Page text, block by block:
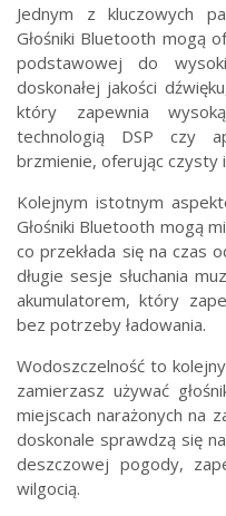
Jednym z kluczowych
Głośniki Bluetooth mogą
podstawowej do
doskonałej jakości
który zapewnia
technologią DSP czy
brzmienie, oferując czysty i
Kolejnym istotnym
Głośniki Bluetooth mogą
co przekłada się na czas
długie sesje słuchania
akumulatorem, który
bez potrzeby ładowania.
Wodoszczelność to
zamierzasz używać
miejscach narażonych na
doskonale sprawdzą się
deszczowej pogody,
wilgocią.